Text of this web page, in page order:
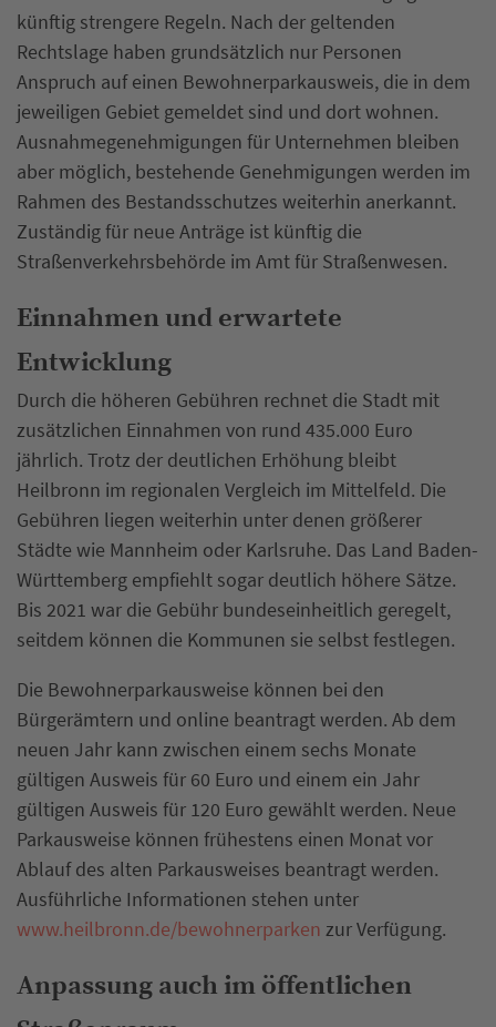
künftig strengere Regeln. Nach der geltenden
Rechtslage haben grundsätzlich nur Personen
Anspruch auf einen Bewohnerparkausweis, die in dem
jeweiligen Gebiet gemeldet sind und dort wohnen.
Ausnahmegenehmigungen für Unternehmen bleiben
aber möglich, bestehende Genehmigungen werden im
Rahmen des Bestandsschutzes weiterhin anerkannt.
Zuständig für neue Anträge ist künftig die
Straßenverkehrsbehörde im Amt für Straßenwesen.
Einnahmen und erwartete
Entwicklung
Durch die höheren Gebühren rechnet die Stadt mit
zusätzlichen Einnahmen von rund 435.000 Euro
jährlich. Trotz der deutlichen Erhöhung bleibt
Heilbronn im regionalen Vergleich im Mittelfeld. Die
Gebühren liegen weiterhin unter denen größerer
Städte wie Mannheim oder Karlsruhe. Das Land Baden-
Württemberg empfiehlt sogar deutlich höhere Sätze.
Bis 2021 war die Gebühr bundeseinheitlich geregelt,
seitdem können die Kommunen sie selbst festlegen.
Die Bewohnerparkausweise können bei den
Bürgerämtern und online beantragt werden. Ab dem
neuen Jahr kann zwischen einem sechs Monate
gültigen Ausweis für 60 Euro und einem ein Jahr
gültigen Ausweis für 120 Euro gewählt werden. Neue
Parkausweise können frühestens einen Monat vor
Ablauf des alten Parkausweises beantragt werden.
Ausführliche Informationen stehen unter
www.heilbronn.de/bewohnerparken zur Verfügung.
Anpassung auch im öffentlichen